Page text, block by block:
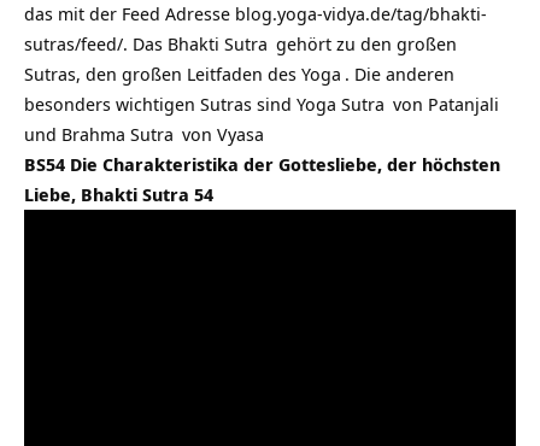
das mit der Feed Adresse blog.yoga-vidya.de/tag/bhakti-
sutras/feed/. Das Bhakti Sutra gehört zu den großen
Sutras, den großen Leitfaden des Yoga . Die anderen
besonders wichtigen Sutras sind Yoga Sutra von Patanjali
und Brahma Sutra von Vyasa
BS54 Die Charakteristika der Gottesliebe, der höchsten
Liebe, Bhakti Sutra 54